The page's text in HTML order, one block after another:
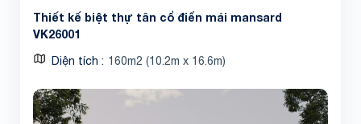
Thiết kế biệt thự tân cổ điển mái mansard
VK26001
Diện tích 160m2 (10.2m x 16.6m)